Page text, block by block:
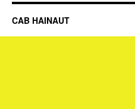
CAB HAINAUT